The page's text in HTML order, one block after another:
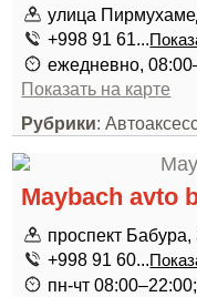
улица
+998 91 61...
ежедневно,
Показать на карте
Рубрики:
Maybach avto
проспект Бабура,
+998 91 60...
пн-чт